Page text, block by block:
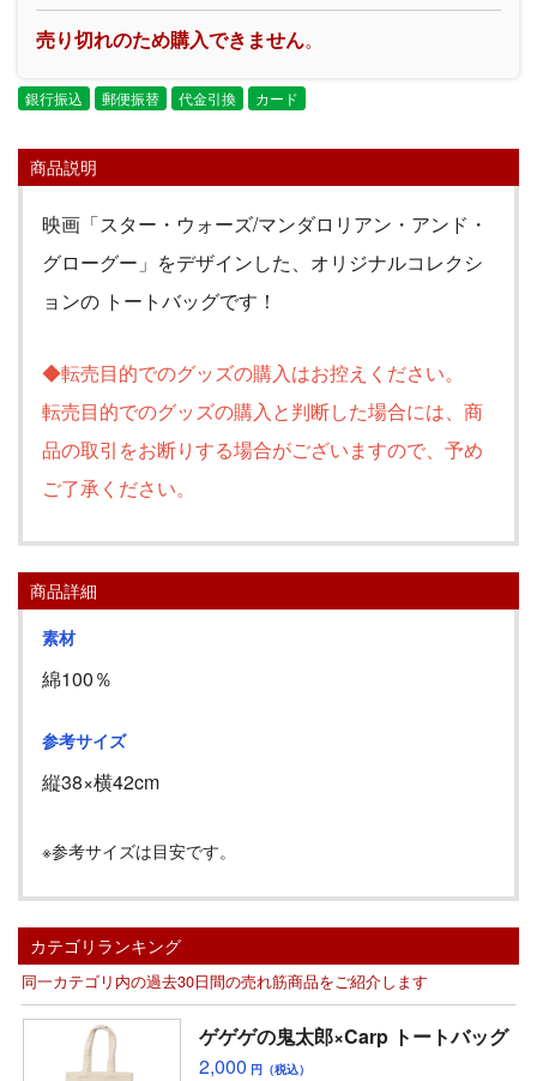
売り切れのため購入できません。
銀行振込 郵便振替 代金引換 カード
商品説明
映画「スター・ウォーズ/マンダロリアン・アンド・
グローグー」をデザインした、オリジナルコレクシ
ョンの トートバッグです！
◆転売目的でのグッズの購入はお控えください。
転売目的でのグッズの購入と判断した場合には、商
品の取引をお断りする場合がございますので、予め
ご了承ください。
商品詳細
素材
綿100％
参考サイズ
縦38×横42cm
※参考サイズは目安です。
カテゴリランキング
同一カテゴリ内の過去30日間の売れ筋商品をご紹介します
ゲゲゲの鬼太郎×Carp トートバッグ
2,000 円（税込）